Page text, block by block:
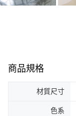
商品規格
材質尺寸
色系